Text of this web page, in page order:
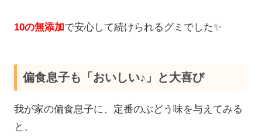
10の無添加で安心して続けられるグミでした✨
偏食息子も「おいしい♪」と大喜び
我が家の偏食息子に、定番のぶどう味を与えてみる
と、